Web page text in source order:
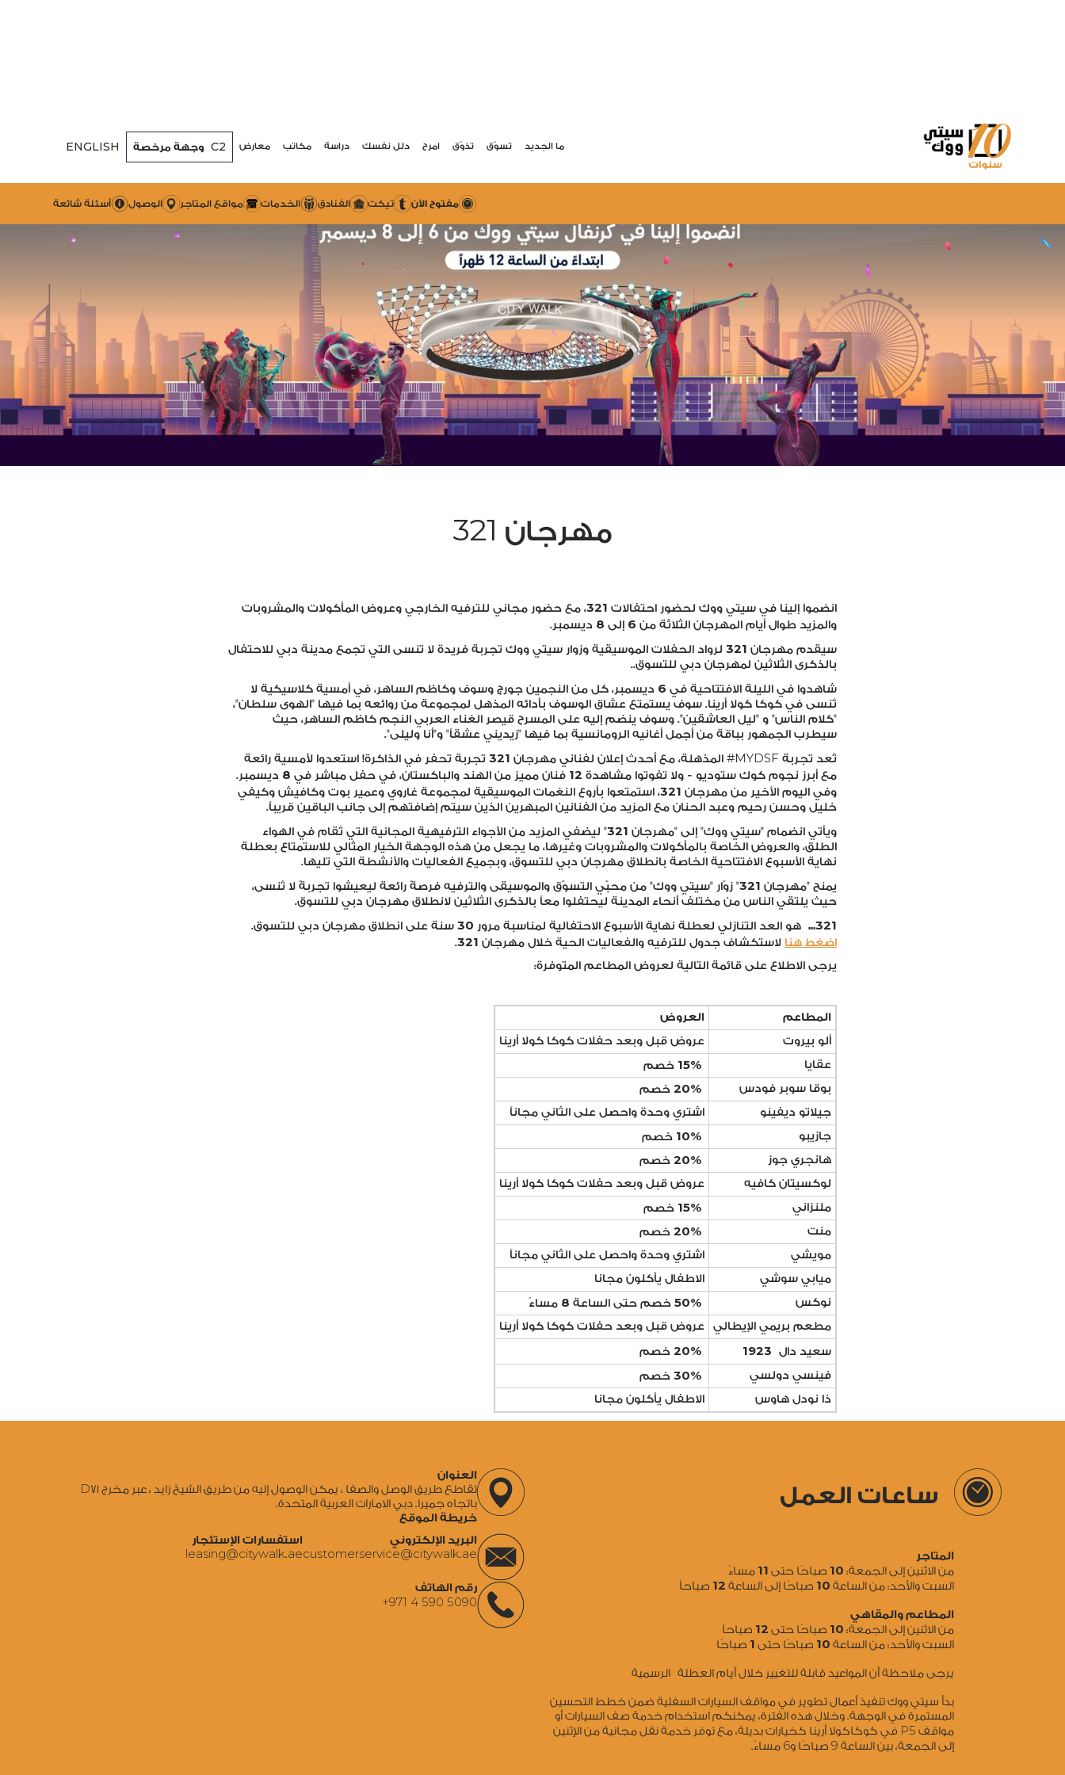
ما الجديد تسوّق تذوّق امرح دلل نفسك دراسة مكاتب معارض C2 وجهة مرخصة ENGLISH
مفتوح الآن تيكت الفنادق الخدمات مواقع المتاجر الوصول أسئلة شائعة
مهرجان 321
انضموا إلينا في سيتي ووك لحضور احتفالات 321، مع حضور مجاني للترفيه الخارجي وعروض المأكولات والمشروبات
والمزيد طوال أيام المهرجان الثلاثة من 6 إلى 8 ديسمبر.
سيقدم مهرجان 321لرواد الحفلات الموسيقية وزوار سيتي ووك تجربة فريدة لا تنسى التي تجمع مدينة دبي للاحتفال
بالذكرى الثلاثين لمهرجان دبي للتسوق..
شاهدوا في الليلة الافتتاحية في 6 ديسمبر، كل من النجمين جورج وسوف وكاظم الساهر، في أمسية كلاسيكية لا
تُنسى في كوكا كولا أرينا. سوف يستمتع عشاق الوسوف بأدائه المذهل لمجموعة من روائعه بما فيها "الهوى سلطان"،
"كلام الناس" و "ليل العاشقين". وسوف ينضم إليه على المسرح قيصر الغناء العربي النجم كاظم الساهر، حيث
سيطرب الجمهور بباقة من أجمل أغانيه الرومانسية بما فيها "زيديني عشقاً" و"أنا وليلى".
تُعد تجربة MYDSF# المذهلة، مع أحدث إعلان لفناني مهرجان
321تجربة تحفر في الذاكرة! استعدوا لأمسية رائعة
مع أبرز نجوم كوك ستوديو - ولا تفوتوا مشاهدة 12 فنان مميز من الهند والباكستان، في حفل مباشر في 8 ديسمبر.
وفي اليوم الأخير من مهرجان 321، استمتعوا بأروع النغمات الموسيقية لمجموعة غاروي وعمير بوت وكافيش وكيفي
خليل وحسن رحيم وعبد الحنان مع المزيد من الفنانين المبهرين الذين سيتم إضافتهم إلى جانب الباقين قريباً.
ويأتي انضمام "سيتي ووك" إلى "مهرجان 321" ليضفي المزيد من الأجواء الترفيهية المجانية التي تُقام في الهواء
الطلق، والعروض الخاصة بالمأكولات والمشروبات وغيرها، ما يجعل من هذه الوجهة الخيار المثالي للاستمتاع بعطلة
نهاية الأسبوع الافتتاحية الخاصة بانطلاق مهرجان دبي للتسوق، وبجميع الفعاليات والأنشطة التي تليها.
يمنح "مهرجان 321" زوّار "سيتي ووك" من محبّي التسوّق والموسيقى والترفيه فرصةً رائعة ليعيشوا تجربةً لا تُنسى،
حيث يلتقي الناس من مختلف أنحاء المدينة ليحتفلوا معاً بالذكرى الثلاثين لانطلاق مهرجان دبي للتسوق.
321
… هو العد التنازلي لعطلة نهاية الأسبوع الاحتفالية لمناسبة مرور 30سنة على انطلاق مهرجان دبي للتسوق.
اضغط هنا لاستكشاف جدول للترفيه والفعاليات الحية خلال مهرجان 321
.
يرجى الاطلاع على قائمة التالية لعروض المطاعم المتوفرة:
العروض
المطاعم
عروض قبل وبعد حفلات كوكا كولا أرينا
ألو بيروت
15% خصم عقايا
20% خصم
بوقا سوبر فودس
اشتري وحدة واحصل على الثاني مجاناً
جيلاتو ديفينو
10% خصم جازيبو
20% خصم
هانجري جوز
عروض قبل وبعد حفلات كوكا كولا أرينا
لوكسيتان كافيه
15% خصم ملنزاني
20% خصم
منت
اشتري وحدة واحصل على الثاني مجاناً
مويشي
الاطفال يأكلون مجانا
ميابي سوشي
50% خصم حتى الساعة 8 مساءً
نوكس
عروض قبل وبعد حفلات كوكا كولا أرينا
مطعم بريمي الإيطالي
20% خصم سعيد دال 1923
30% خصم
فينسي دولسي
الاطفال يأكلون مجانا
ذا نودل هاوس
ساعات العمل
المتاجر
من الاثنين إلى الجمعة: 10 صباحًا حتى 11 مساءً
السبت والأحد: من الساعة 10 صباحًا إلى الساعة 12 صباحاً
المطاعم والمقاهي
من الاثنين إلى الجمعة: 10 صباحًا حتى 12 صباحاً
السبت والأحد: من الساعة 10 صباحًا حتى 1 صباحًا
يرجى ملاحظة أن المواعيد قابلة للتغيير خلال أيام العطلة الرسمية
بدأ سيتي ووك تنفيذ أعمال تطوير في مواقف السيارات السفلية ضمن خطط التحسين
المستمرة في الوجهة. وخلال هذه الفترة، يمكنكم استخدام خدمة صف السيارات أو
مواقف P 5
في كوكاكولا أرينا كخيارات بديلة، مع توفر خدمة نقل مجانية من الإثنين
إلى الجمعة، بين الساعة 9 صباحًا و6 مساءً.
العنوان
تقاطع طريق الوصل والصفا ، يمكن الوصول إليه من طريق الشيخ زايد ، عبر مخرج D71
باتجاه جميرا. دبي الامارات العربية المتحدة.
خريطة الموقع
البريد الإلكتروني
‍customerservice@citywalk.ae
استفسارات الإستئجار
‍leasing@citywalk.ae
رقم الهاتف
+971 4 590 5090